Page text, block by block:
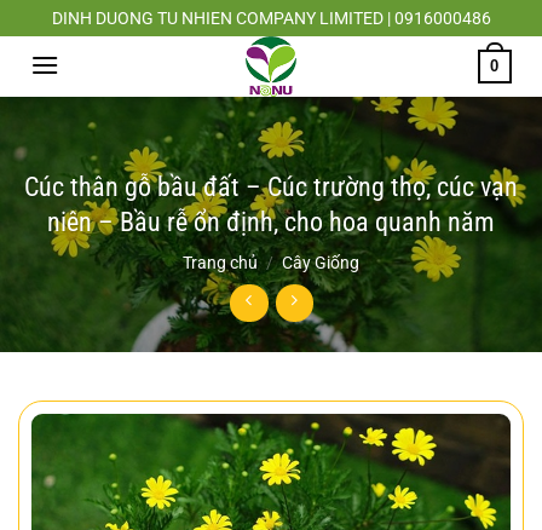
Chuyển
đến
dung
DINH DUONG TU NHIEN COMPANY LIMITED | 0916000486
0
Cúc thân gỗ bầu đất – Cúc trường thọ, cúc vạn
niên – Bầu rễ ổn định, cho hoa quanh năm
Trang chủ / Cây Giống